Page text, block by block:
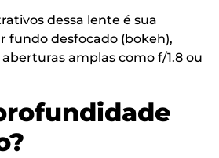
dessa lente é sua
fundo desfocado (bokeh),
amplas como f/1.8 ou